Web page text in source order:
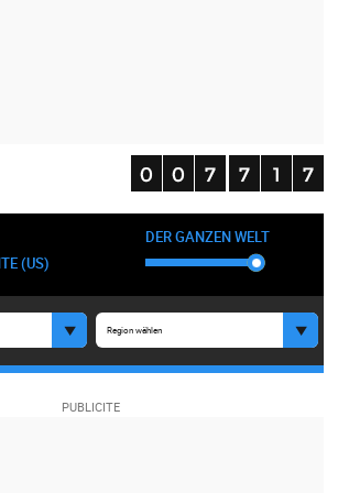
(US)
DER GANZEN WELT
Region wählen